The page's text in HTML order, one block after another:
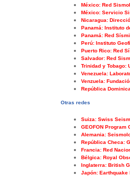
México: Red
México: Servicio
Nicaragua:
Panamá: Instituto
Panamá: Red
Perú: Instituto
Puerto Rico: Red
Salvador: Red
Trinidad y Tobago:
Venezuela:
Venzuela:
República
Otras redes
Suiza: Swiss
GEOFON Program
Alemania:
República Checa:
Francia: Red
Bélgica: Royal
Inglaterra: British
Japón: Earthquake